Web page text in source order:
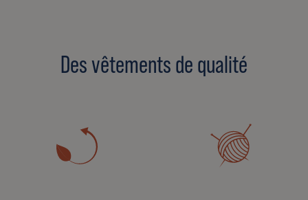
Des vêtements de qualité